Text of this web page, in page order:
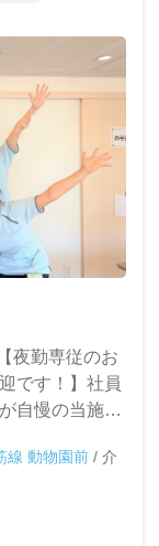
夜勤専従のお
です！】社員
自慢の当施設
線 動物園前 / 介